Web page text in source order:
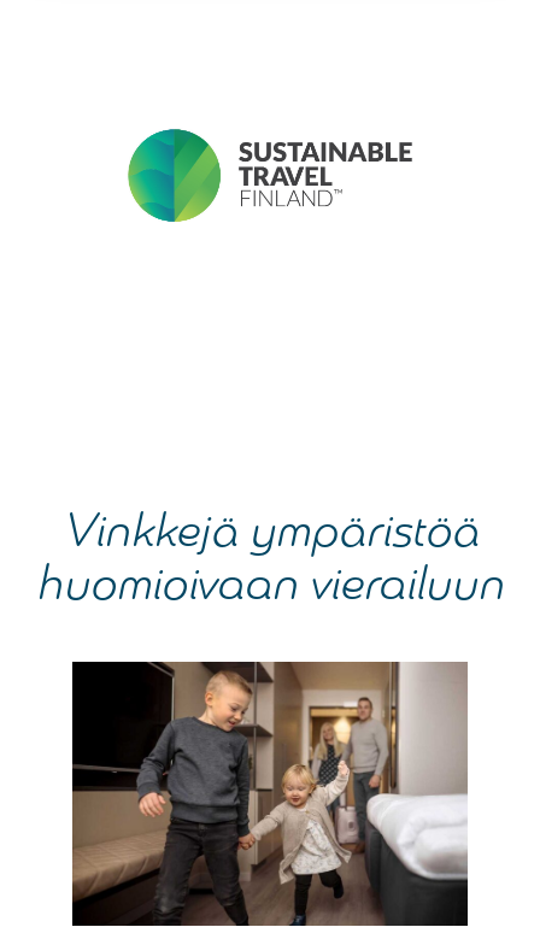
Vinkkejä ympäristöä
huomioivaan vierailuun